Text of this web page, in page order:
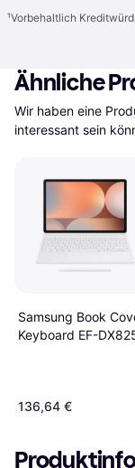
¹Vorbehaltlich
Ähnliche
Wir haben eine
interessant sein
Samsung Book
Keyboard EF-
136,64 €